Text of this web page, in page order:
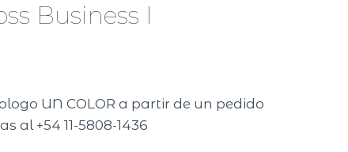
Business I
UN COLOR a partir de un pedido
al +54 11-5808-1436